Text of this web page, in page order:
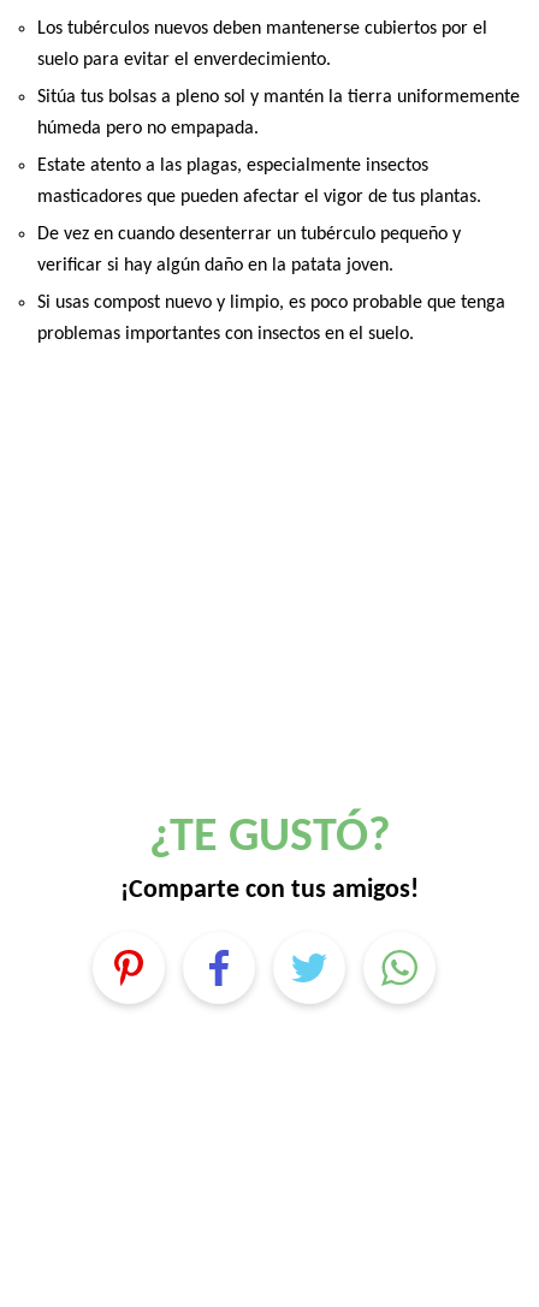
Los tubérculos nuevos deben mantenerse cubiertos por el
suelo para evitar el enverdecimiento.
Sitúa tus bolsas a pleno sol y mantén la tierra uniformemente
húmeda pero no empapada.
Estate atento a las plagas, especialmente insectos
masticadores que pueden afectar el vigor de tus plantas.
De vez en cuando desenterrar un tubérculo pequeño y
verificar si hay algún daño en la patata joven.
Si usas compost nuevo y limpio, es poco probable que tenga
problemas importantes con insectos en el suelo.
¿TE GUSTÓ?
¡Comparte con tus amigos!